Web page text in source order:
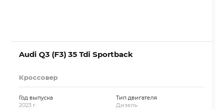
Audi Q3 (F3) 35 Tdi Sportback
Кроссовер
Год выпуска
2023 г.
Тип двигателя
Дизель